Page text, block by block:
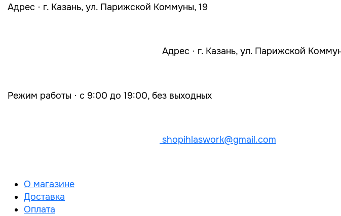
Адрес · г. Казань, ул. Парижской Коммуны, 19
Адрес · г. Казань, ул. Парижской
Режим работы · с 9:00 до 19:00, без выходных
shopihlaswork@gmail.com
О магазине
Доставка
Оплата